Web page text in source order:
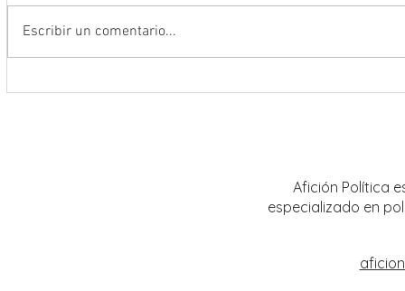
Escribir un comentario...
Afición Política
especializado en